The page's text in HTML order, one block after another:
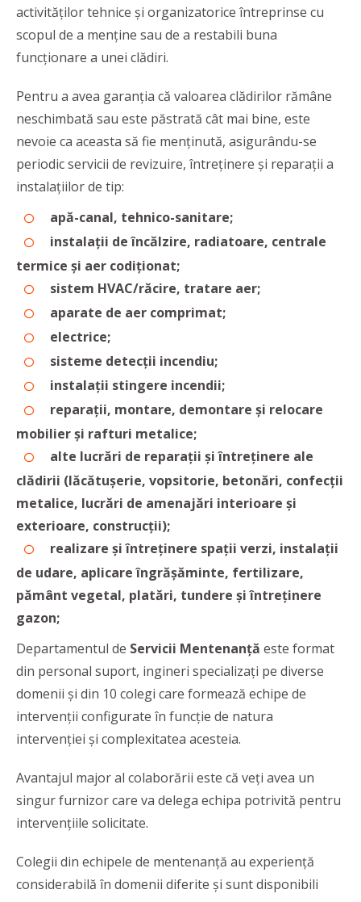
activităților tehnice și organizatorice întreprinse cu
scopul de a menține sau de a restabili buna
funcționare a unei clădiri.
Pentru a avea garanția că valoarea clădirilor rămâne
neschimbată sau este păstrată cât mai bine, este
nevoie ca aceasta să fie menținută, asigurându-se
periodic servicii de revizuire, întreținere și reparații a
instalațiilor de tip:
apă-canal, tehnico-sanitare;
instalații de încălzire, radiatoare, centrale
termice și aer codiționat;
sistem HVAC/răcire, tratare aer;
aparate de aer comprimat;
electrice;
sisteme detecții incendiu;
instalații stingere incendii;
reparații, montare, demontare și relocare
mobilier și rafturi metalice;
alte lucrări de reparații și întreținere ale
clădirii (lăcătușerie, vopsitorie, betonări, confecții
metalice, lucrări de amenajări interioare și
exterioare, construcții);
realizare și întreținere spații verzi, instalații
de udare, aplicare îngrășăminte, fertilizare,
pământ vegetal, platări, tundere și întreținere
gazon;
Departamentul de Servicii Mentenanță este format
din personal suport, ingineri specializați pe diverse
domenii și din 10 colegi care formează echipe de
intervenții configurate în funcție de natura
intervenției și complexitatea acesteia.
Avantajul major al colaborării este că veți avea un
singur furnizor care va delega echipa potrivită pentru
intervențiile solicitate.
Colegii din echipele de mentenanță au experiență
considerabilă în domenii diferite și sunt disponibili